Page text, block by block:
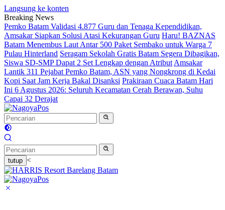
Langsung ke konten
Breaking News
Pemko Batam Validasi 4.877 Guru dan Tenaga Kependidikan,
Amsakar Siapkan Solusi Atasi Kekurangan Guru Haru! BAZNAS
Batam Menembus Laut Antar 500 Paket Sembako untuk Warga 7
Pulau Hinterland Seragam Sekolah Gratis Batam Segera Dibagikan,
Siswa SD-SMP Dapat 2 Set Lengkap dengan Atribut Amsakar
Lantik 311 Pejabat Pemko Batam, ASN yang Nongkrong di Kedai
Kopi Saat Jam Kerja Bakal Disanksi Prakiraan Cuaca Batam Hari
Ini 6 Agustus 2026: Seluruh Kecamatan Cerah Berawan, Suhu
Capai 32 Derajat
tutup <